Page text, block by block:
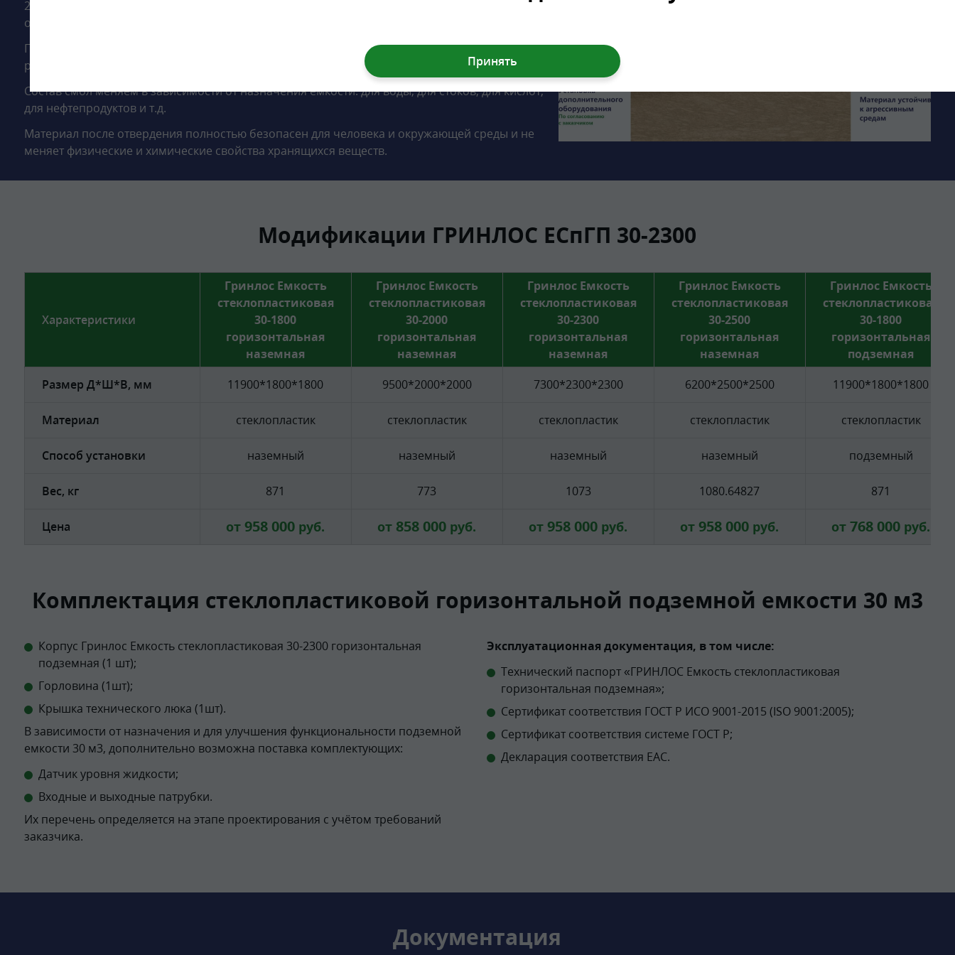
2.3 м и длиной 7.3 м с горловиной из стеклопластика диаметром 800 мм. Высота горловины
определяется проектом.
Подземная емкость 30 м3 изготавливается методом непрерывной намотки стеклянного
ровинга, а связующим веществом служат полиэфирные смолы.
Состав смол меняем в зависимости от назначения емкости: для воды, для стоков, для кислот,
для нефтепродуктов и т.д.
Материал после отвердения полностью безопасен для человека и окружающей среды и не
меняет физические и химические свойства хранящихся веществ.
Модификации ГРИНЛОС ЕСпГП 30-2300
Характеристики
Гринлос Емкость
стеклопластиковая
30-1800
горизонтальная
наземная
Гринлос Емкость
стеклопластиковая
30-2000
горизонтальная
наземная
Гринлос Емкость
стеклопластиковая
30-2300
горизонтальная
наземная
Гринлос Емкость
стеклопластиковая
30-2500
горизонтальная
наземная
Гринлос Емкость
стеклопластиковая
30-1800
горизонтальная
подземная
Размер Д*Ш*В, мм
11900*1800*1800 9500*2000*2000 7300*2300*2300 6200*2500*2500 11900*1800*1800
Материал стеклопластик стеклопластик стеклопластик стеклопластик стеклопластик
Способ установки наземный наземный наземный наземный подземный
Вес, кг 871 773 1073 1080.64827 871
Цена от 958 000 руб. от 858 000 руб. от 958 000 руб. от 958 000 руб. от768 000 руб.
Комплектация стеклопластиковой горизонтальной подземной емкости 30 м3
Корпус Гринлос Емкость стеклопластиковая 30-2300 горизонтальная
подземная (1 шт);
Горловина (1шт);
Крышка технического люка (1шт).
В зависимости от назначения и для улучшения функциональности подземной
емкости 30 м3, дополнительно возможна поставка комплектующих:
Датчик уровня жидкости;
Входные и выходные патрубки.
Их перечень определяется на этапе проектирования с учётом требований
заказчика.
Эксплуатационная документация, в том числе:
Технический паспорт «ГРИНЛОС Емкость стеклопластиковая
горизонтальная подземная»;
Сертификат соответствия ГОСТ Р ИСО 9001-2015 (ISO 9001:2005);
Сертификат соответствия системе ГОСТ Р;
Декларация соответствия EAC.
Документация